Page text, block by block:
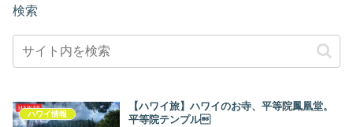
検索
ハワイ情報
【ハワイ旅】ハワイのお寺、平等院鳳凰堂。
平等院テンプル